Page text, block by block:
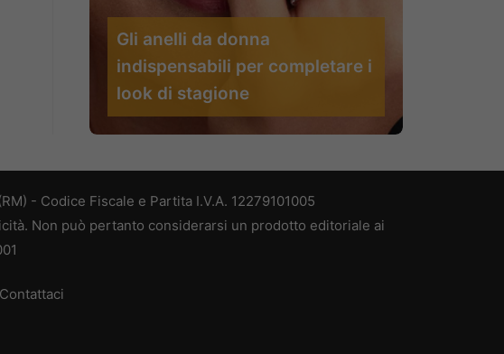
Gli anelli da donna
indispensabili per completare i
look di stagione
- Codice Fiscale e Partita I.V.A. 12279101005
Non può pertanto considerarsi un prodotto editoriale ai
Contattaci